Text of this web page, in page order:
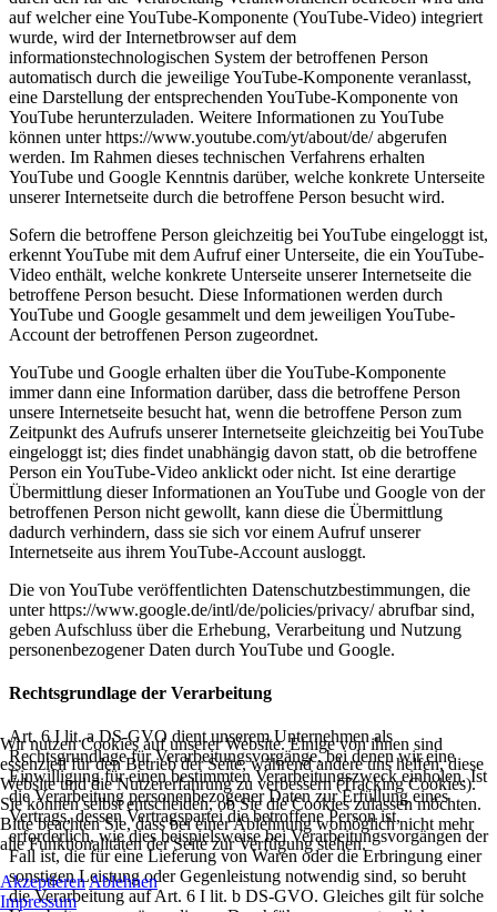
auf welcher eine YouTube-Komponente (YouTube-Video) integriert
wurde, wird der Internetbrowser auf dem
informationstechnologischen System der betroffenen Person
automatisch durch die jeweilige YouTube-Komponente veranlasst,
eine Darstellung der entsprechenden YouTube-Komponente von
YouTube herunterzuladen. Weitere Informationen zu YouTube
können unter https://www.youtube.com/yt/about/de/ abgerufen
werden. Im Rahmen dieses technischen Verfahrens erhalten
YouTube und Google Kenntnis darüber, welche konkrete Unterseite
unserer Internetseite durch die betroffene Person besucht wird.
Sofern die betroffene Person gleichzeitig bei YouTube eingeloggt ist,
erkennt YouTube mit dem Aufruf einer Unterseite, die ein YouTube-
Video enthält, welche konkrete Unterseite unserer Internetseite die
betroffene Person besucht. Diese Informationen werden durch
YouTube und Google gesammelt und dem jeweiligen YouTube-
Account der betroffenen Person zugeordnet.
YouTube und Google erhalten über die YouTube-Komponente
immer dann eine Information darüber, dass die betroffene Person
unsere Internetseite besucht hat, wenn die betroffene Person zum
Zeitpunkt des Aufrufs unserer Internetseite gleichzeitig bei YouTube
eingeloggt ist; dies findet unabhängig davon statt, ob die betroffene
Person ein YouTube-Video anklickt oder nicht. Ist eine derartige
Übermittlung dieser Informationen an YouTube und Google von der
betroffenen Person nicht gewollt, kann diese die Übermittlung
dadurch verhindern, dass sie sich vor einem Aufruf unserer
Internetseite aus ihrem YouTube-Account ausloggt.
Die von YouTube veröffentlichten Datenschutzbestimmungen, die
unter https://www.google.de/intl/de/policies/privacy/ abrufbar sind,
geben Aufschluss über die Erhebung, Verarbeitung und Nutzung
personenbezogener Daten durch YouTube und Google.
Rechtsgrundlage der Verarbeitung
Art. 6 I lit. a DS-GVO dient unserem Unternehmen als
Rechtsgrundlage für Verarbeitungsvorgänge, bei denen wir eine
Einwilligung für einen bestimmten Verarbeitungszweck einholen. Ist
die Verarbeitung personenbezogener Daten zur Erfüllung eines
Vertrags, dessen Vertragspartei die betroffene Person ist,
erforderlich, wie dies beispielsweise bei Verarbeitungsvorgängen der
Fall ist, die für eine Lieferung von Waren oder die Erbringung einer
sonstigen Leistung oder Gegenleistung notwendig sind, so beruht
die Verarbeitung auf Art. 6 I lit. b DS-GVO. Gleiches gilt für solche
Wir nutzen Cookies auf unserer Website. Einige von ihnen sind
essenziell für den Betrieb der Seite, während andere uns helfen, diese
Website und die Nutzererfahrung zu verbessern (Tracking Cookies).
Sie können selbst entscheiden, ob Sie die Cookies zulassen möchten.
Bitte beachten Sie, dass bei einer Ablehnung womöglich nicht mehr
alle Funktionalitäten der Seite zur Verfügung stehen.
Akzeptieren Ablehnen
Impressum